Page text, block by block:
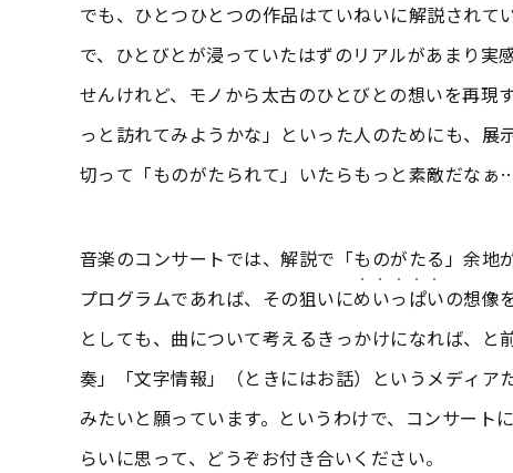
でも、ひとつひとつの作品はていねいに解説され
で、ひとびとが浸っていたはずのリアルがあまり
せんけれど、モノから太古のひとびとの想いを再現
っと訪れてみようかな」といった人のためにも、
切って「ものがたられて」いたらもっと素敵だな
音楽のコンサートでは、解説で「ものがたる」余地
プログラムであれば、その狙いにめいっぱい
・・・・・
の想像
としても、曲について考えるきっかけになれば、
奏」「文字情報」（ときにはお話）というメディ
みたいと願っています。というわけで、コンサート
らいに思って、どうぞお付き合いください。